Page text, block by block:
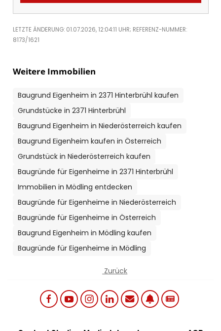
LETZTE ÄNDERUNG: 01.07.2026, 12:04:11 UHR; REFERENZ-NUMMER:
8173/1621
Weitere Immobilien
Baugrund Eigenheim in 2371 Hinterbrühl kaufen
Grundstücke in 2371 Hinterbrühl
Baugrund Eigenheim in Niederösterreich kaufen
Baugrund Eigenheim kaufen in Österreich
Grundstück in Niederösterreich kaufen
Baugründe für Eigenheime in 2371 Hinterbrühl
Immobilien in Mödling entdecken
Baugründe für Eigenheime in Niederösterreich
Baugründe für Eigenheime in Österreich
Baugrund Eigenheim in Mödling kaufen
Baugründe für Eigenheime in Mödling
Zurück
Social links menu